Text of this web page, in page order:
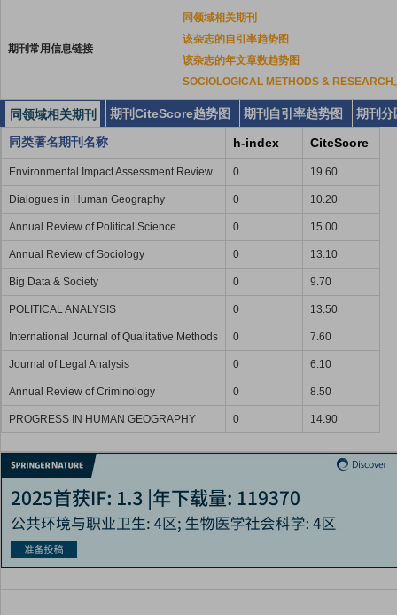
期刊常用信息链接
同领域相关期刊
该杂志的自引率趋势图
该杂志的年文章数趋势图
SOCIOLOGICAL METHODS &
同领域相关期刊 期刊CiteScore趋势图 期刊自引率趋势图
期刊分
同类著名期刊名称
h-index CiteScore
Environmental Impact Assessment Review 0 19.60
Dialogues in Human Geography 0 10.20
Annual Review of Political Science 0 15.00
Annual Review of Sociology 0 13.10
Big Data & Society 0 9.70
POLITICAL ANALYSIS 0 13.50
International Journal of Qualitative Methods 0 7.60
Journal of Legal Analysis 0 6.10
Annual Review of Criminology 0 8.50
PROGRESS IN HUMAN GEOGRAPHY 0 14.90